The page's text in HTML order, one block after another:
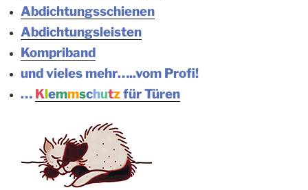
Abdichtungsschienen
Abdichtungsleisten
Kompriband
und vieles mehr…..vom Profi!
… Klemmschutzfür Türen